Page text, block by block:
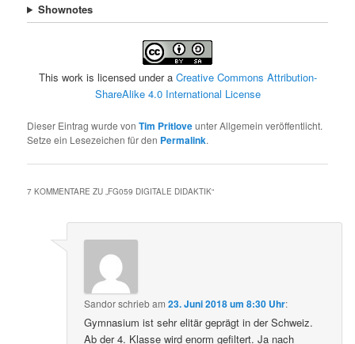
Shownotes
This work is licensed under a Creative Commons Attribution-
ShareAlike 4.0 International License
Dieser Eintrag wurde vonTim Pritloveunter Allgemein veröffentlicht.
Setze ein Lesezeichen für den Permalink.
7 KOMMENTARE ZU „FG059 DIGITALE DIDAKTIK“
Sandorschriebam23. Juni 2018 um 8:30 Uhr:
Gymnasium ist sehr elitär geprägt in der Schweiz.
Ab der 4. Klasse wird enorm gefiltert. Ja nach